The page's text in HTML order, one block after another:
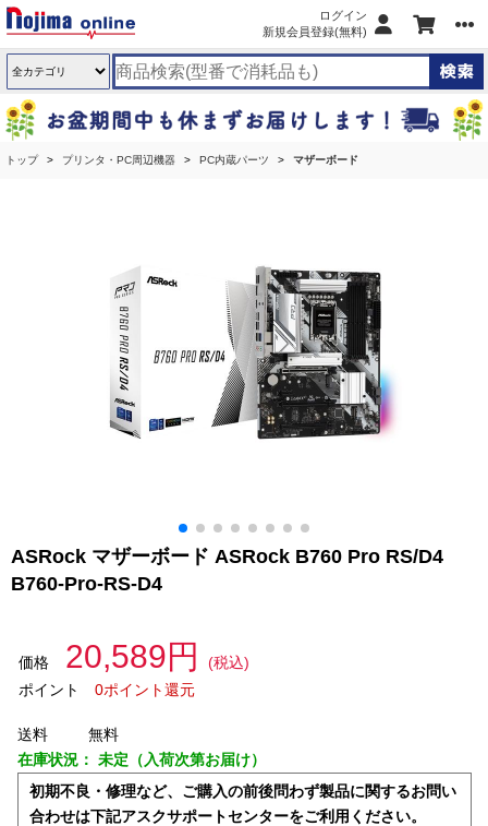
ログイン
新規会員登録(無料)
トップ プリンタ・PC周辺機器 PC内蔵パーツ マザーボード
ASRock マザーボード ASRock B760 Pro RS/D4
B760-Pro-RS-D4
価格 20,589円
(税込)
ポイント
0ポイント還元
送料
無料
在庫状況： 未定（入荷次第お届け）
初期不良・修理など、ご購入の前後問わず製品に関するお問い
合わせは下記アスクサポートセンターをご利用ください。